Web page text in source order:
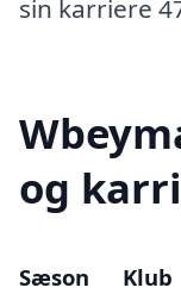
sin karriere
og
Sæson Klub